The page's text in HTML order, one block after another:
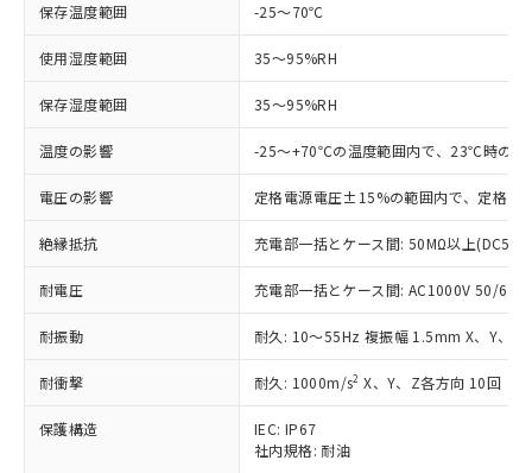
保存温度範囲 -25～70℃
使用湿度範囲 35～95%RH
保存湿度範囲 35～95%RH
温度の影響 -25～+70℃の温度範囲内で、23℃時の
電圧の影響 定格電源電圧±15%の範囲内で、定格電
絶縁抵抗 充電部一括とケース間: 50MΩ以上
耐電圧 充電部一括とケース間: AC1000V 50/
耐振動 耐久: 10～55Hz 複振幅 1.5mm X、Y、Z
耐衝撃 耐久: 1000m/s2 X、Y、Z各方向 10回
保護構造
IEC: IP67
社内規格: 耐油
ご利用条件
以下の条件をお読みいただき、同意のうえ
ご利用ください。
本サービスは、当社制御機器事業取扱
商品の当社在庫状況および標準価格
(税抜)を提供させていただくもので
当社制御機器事業取扱商品の中には、
本サービスの対象外となる商品もある
ことをご了承ください。
在庫状況および標準価格照会結果は、
記載している更新日時点での社内デー
タに基づき作成されるものであり、閲
覧された時点での実際の在庫および標
準価格とは異なる場合があることをご
対応予定：EU RoHS指令（10物質）の非含
有に対応した製品に切り替える予定のある
商品です。
対応予定なし：EU RoHS指令（10物質）の
非含有に非対応の商品で、対応品を出す予
定はありません。
調査・確認中：EU RoHS指令（10物質）の
非含有の対応状況を調査中または確認中の
非該当品：ライセンス料など無形物で、有
害物質有無と関係のない商品です。
仕入先様の事情により、非含有部品として
むを得ず変更することがあります。
ミウム(Cd) 100ppm以下、
六価クロム(Cr(Ⅵ)) 1000ppm以下、ポリ臭化ビフェニル
※1 中国RoHS○×表
「○」：最大均質材料含有率が中国RoHSの
基準値以下であることを示します。
「×」：最大均質材料含有率が中国RoHSの
基準値を超えていることを示します。
「－」：未確認です。当社販売部門へお問
Pb(鉛) :1000ppm、 Hg(水銀) : 1000ppm、 Cd(カドミウ
当社は、これら貴社製品のうち、外国
（以下｢規制貨物等」という）を輸出
または国外への提供する場合は、日本
国政府の輸出許可(または役務取引許
可)を取得するなどの必要な手続きを